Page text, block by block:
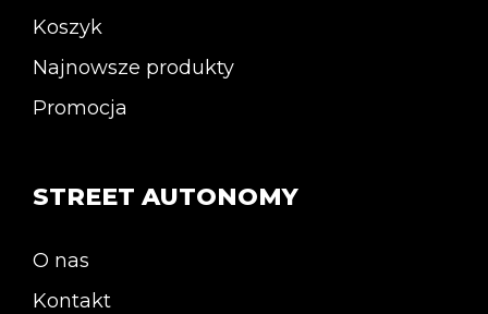
Koszyk
Najnowsze produkty
Promocja
STREET AUTONOMY
O nas
Kontakt